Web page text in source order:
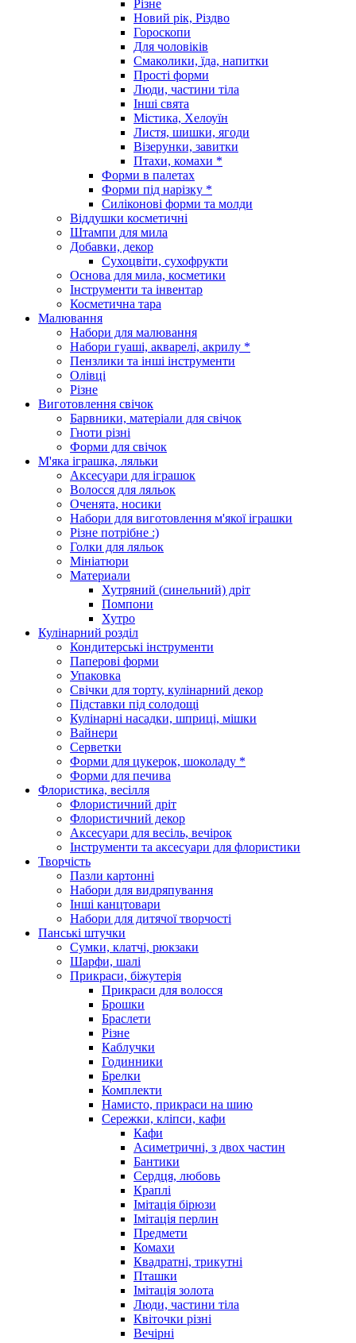
Різне
Новий рік, Різдво
Гороскопи
Для чоловіків
Смаколики, їда, напитки
Прості форми
Люди, частини тіла
Інші свята
Містика, Хелоуїн
Листя, шишки, ягоди
Візерунки, завитки
Птахи, комахи *
Форми в палетах
Форми під нарізку *
Силіконові форми та молди
Віддушки косметичні
Штампи для мила
Добавки, декор
Сухоцвіти, сухофрукти
Основа для мила, косметики
Інструменти та інвентар
Косметична тара
Малювання
Набори для малювання
Набори гуаші, акварелі, акрилу *
Пензлики та інші інструменти
Олівці
Різне
Виготовлення свічок
Барвники, матеріали для свічок
Гноти різні
Форми для свічок
М'яка іграшка, ляльки
Аксесуари для іграшок
Волосся для ляльок
Оченята, носики
Набори для виготовлення м'якої іграшки
Різне потрібне :)
Голки для ляльок
Мініатюри
Материали
Хутряний (синельний) дріт
Помпони
Хутро
Кулінарний розділ
Кондитерські інструменти
Паперові форми
Упаковка
Свічки для торту, кулінарний декор
Підставки під солодощі
Кулінарні насадки, шприці, мішки
Вайнери
Серветки
Форми для цукерок, шоколаду *
Форми для печива
Флористика, весілля
Флористичний дріт
Флористичний декор
Аксесуари для весіль, вечірок
Інструменти та аксесуари для флористики
Творчість
Пазли картонні
Набори для видряпування
Інші канцтовари
Набори для дитячої творчості
Панські штучки
Сумки, клатчі, рюкзаки
Шарфи, шалі
Прикраси, біжутерія
Прикраси для волосся
Брошки
Браслети
Різне
Каблучки
Годинники
Брелки
Комплекти
Намисто, прикраси на шию
Сережки, кліпси, кафи
Кафи
Асиметричні, з двох частин
Бантики
Сердця, любовь
Краплі
Імітація бірюзи
Імітація перлин
Предмети
Комахи
Квадратні, трикутні
Пташки
Імітація золота
Люди, частини тіла
Квіточки різні
Вечірні